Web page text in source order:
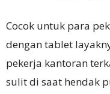
Cocok untuk para
dengan tablet
pekerja kantoran
sulit di saat hendak